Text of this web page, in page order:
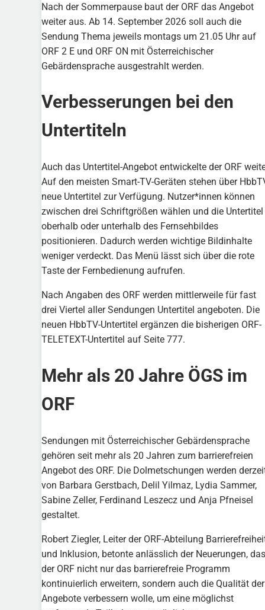
Nach der Sommerpause baut der ORF das Angebot
weiter aus. Ab 14. September 2026 soll auch die
Sendung Thema jeweils montags um 21.05 Uhr auf
ORF 2 E und ORF ON mit Österreichischer
Gebärdensprache ausgestrahlt werden.
Verbesserungen bei den
Untertiteln
Auch das Untertitel-Angebot entwickelte der ORF
Auf den meisten Smart-TV-Geräten stehen über
neue Untertitel zur Verfügung. Nutzer*innen können
zwischen drei Schriftgrößen wählen und die Untertitel
oberhalb oder unterhalb des Fernsehbildes
positionieren. Dadurch werden wichtige Bildinhalte
weniger verdeckt. Das Menü lässt sich über die rote
Taste der Fernbedienung aufrufen.
Nach Angaben des ORF werden mittlerweile für fast
drei Viertel aller Sendungen Untertitel angeboten. Die
neuen HbbTV-Untertitel ergänzen die bisherigen ORF-
TELETEXT-Untertitel auf Seite 777.
Mehr als 20 Jahre ÖGS im
ORF
Sendungen mit Österreichischer Gebärdensprache
gehören seit mehr als 20 Jahren zum barrierefreien
Angebot des ORF. Die Dolmetschungen werden
von Barbara Gerstbach, Delil Yilmaz, Lydia Sammer,
Sabine Zeller, Ferdinand Leszecz und Anja Pfneisel
gestaltet.
Robert Ziegler, Leiter der ORF-Abteilung
und Inklusion, betonte anlässlich der Neuerungen,
der ORF nicht nur das barrierefreie Programm
kontinuierlich erweitern, sondern auch die Qualität der
Angebote verbessern wolle, um eine möglichst